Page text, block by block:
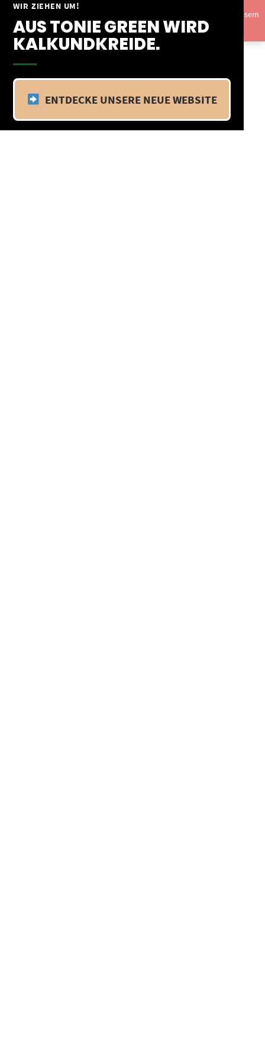
WIR ZIEHEN UM!
AUS TONIE GREEN WIRD
KALKUNDKREIDE.
ENTDECKE UNSERE NEUE WEBSITE
Springe
Inhalt
Vom 09.04.25 - 20.04.25 befinden wir uns im Betriebsurlaub. In diesem
Zeitraum findet kein Versand statt.Ausblenden